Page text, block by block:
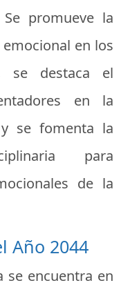
promueve la
en los
se destaca el
en la
se fomenta la
para
de la
Año 2044
se encuentra en